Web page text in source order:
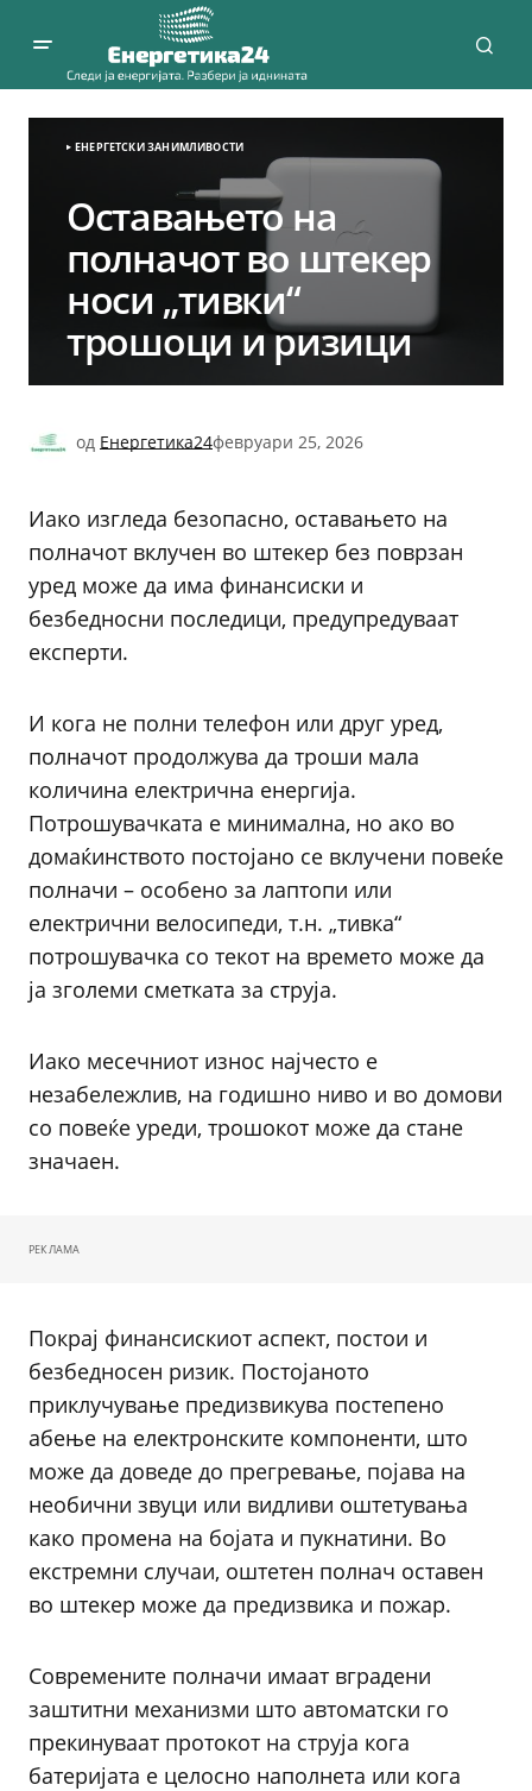
ЕНЕРГЕТСКИ ЗАНИМЛИВОСТИ
Оставањето на
полначот во штекер
носи „тивки“
трошоци и ризици
од Енергетика24февруари 25, 2026
Иако изгледа безопасно, оставањето на
полначот вклучен во штекер без поврзан
уред може да има финансиски и
безбедносни последици, предупредуваат
експерти.
И кога не полни телефон или друг уред,
полначот продолжува да троши мала
количина електрична енергија.
Потрошувачката е минимална, но ако во
домаќинството постојано се вклучени повеќе
полначи – особено за лаптопи или
електрични велосипеди, т.н. „тивка“
потрошувачка со текот на времето може да
ја зголеми сметката за струја.
Иако месечниот износ најчесто е
незабележлив, на годишно ниво и во домови
со повеќе уреди, трошокот може да стане
значаен.
РЕКЛАМА
Покрај финансискиот аспект, постои и
безбедносен ризик. Постојаното
приклучување предизвикува постепено
абење на електронските компоненти, што
може да доведе до прегревање, појава на
необични звуци или видливи оштетувања
како промена на бојата и пукнатини. Во
екстремни случаи, оштетен полнач оставен
во штекер може да предизвика и пожар.
Современите полначи имаат вградени
заштитни механизми што автоматски го
прекинуваат протокот на струја кога
батеријата е целосно наполнета или кога